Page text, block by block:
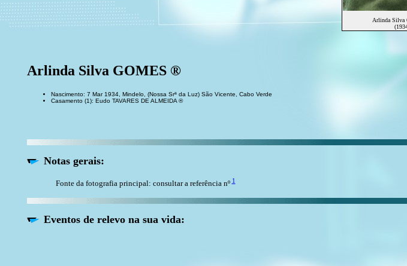
Arlinda Silva
Arlinda Silva GOMES ®
Nascimento: 7 Mar 1934, Mindelo, (Nossa Srª da Luz) São Vicente, Cabo Verde
Casamento (1): Eudo TAVARES DE ALMEIDA ®
Notas gerais:
Fonte da fotografia principal: consultar a referência nº1
Eventos de relevo na sua vida: